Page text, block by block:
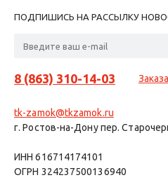
ПОДПИШИСЬ НА РАССЫЛКУ
8 (863) 310-14-03
tk-zamok@tkzamok.ru
г. Ростов-на-Дону пер.
ИНН 616714174101
ОГРН 324237500136940